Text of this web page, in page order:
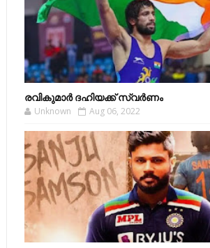
രവികുമാര്‍ ദഹിയക്ക് സ്വര്‍ണം
Unknown Aug 06, 2022